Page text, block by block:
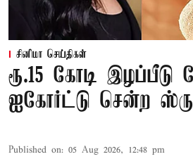
சினிமா செய்திகள்
ரூ.15 கோடி இழப்பீடு
ஐகோர்ட்டு சென்ற
Published on: 05 Aug 2026, 12:48 pm